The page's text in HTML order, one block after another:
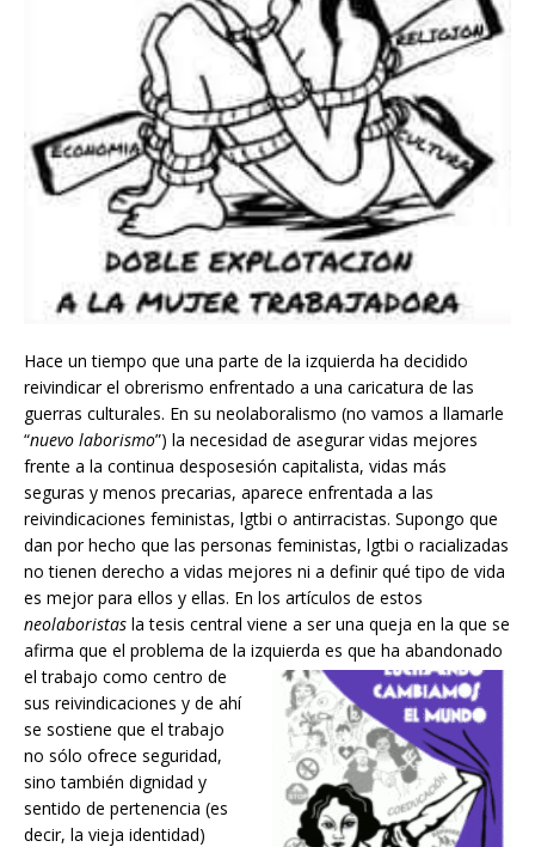
Hace un tiempo que una parte de la izquierda ha decidido
reivindicar el obrerismo enfrentado a una caricatura de las
guerras culturales. En su neolaboralismo (no vamos a llamarle
“nuevo laborismo”) la necesidad de asegurar vidas mejores
frente a la continua desposesión capitalista, vidas más
seguras y menos precarias, aparece enfrentada a las
reivindicaciones feministas, lgtbi o antirracistas. Supongo que
dan por hecho que las personas feministas, lgtbi o racializadas
no tienen derecho a vidas mejores ni a definir qué tipo de vida
es mejor para ellos y ellas. En los artículos de estos
neolaboristas la tesis central viene a ser una queja en la que se
afirma que el problema de la izquierda es que ha abandonado
el trabajo como centro de
sus reivindicaciones y de ahí
se sostiene que el trabajo
no sólo ofrece seguridad,
sino también dignidad y
sentido de pertenencia (es
decir, la vieja identidad)